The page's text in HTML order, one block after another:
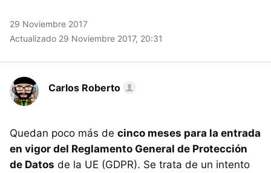
29 Noviembre 2017
Actualizado 29 Noviembre 2017, 20:31
Carlos Roberto
Quedan poco más de cinco meses para la entrada
en vigor del Reglamento General de Protección
de Datos de la UE (GDPR). Se trata de un intento